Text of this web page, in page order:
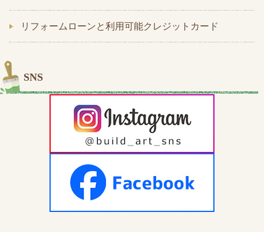
リフォームローンと利用可能クレジットカード
SNS